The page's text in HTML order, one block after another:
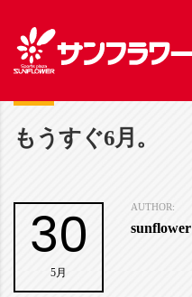
もうすぐ6月。
30
5月
AUTHOR:
sunflower